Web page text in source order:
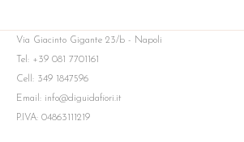
Via Giacinto Gigante 23/b - Napoli
Tel: +39 081 7701161
Cell: 349 1847596
Email: info@diguidafiori.it
P.IVA: 04863111219